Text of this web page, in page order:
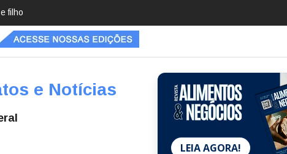
e Notícias
LEIA AGORA!